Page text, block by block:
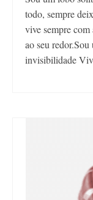
todo, sempre
vive sempre
ao seu
invisibilidade